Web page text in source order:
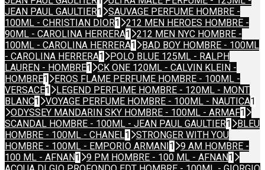
JEAN PAUL GAULTIER1
SAUVAGE PERFUME HOMBRE -
100ML - CHRISTIAN DIOR1
212 MEN HEROES HOMBRE -
90ML - CAROLINA HERRERA1
212 MEN NYC HOMBRE -
100ML - CAROLINA HERRERA1
BAD BOY HOMBRE - 100ML
- CAROLINA HERRERA1
POLO BLUE 125ML - RALPH
LAUREN - HOMBRE1
CK ONE 120ML - CALVIN KLEIN -
HOMBRE1
EROS FLAME PERFUME HOMBRE - 100ML -
VERSACE1
LEGEND PERFUME HOMBRE - 120ML - MONT
BLANC1 VOYAGE PERFUME HOMBRE - 100ML - NAUTICA1
ODYSSEY MANDARIN SKY HOMBRE - 100ML - ARMAF1
SCANDAL HOMBRE - 100ML - JEAN PAUL GAULTIER1
BLEU
HOMBRE - 100ML - CHANEL1
STRONGER WITH YOU
HOMBRE - 100ML - EMPORIO ARMANI 1
9 AM HOMBRE -
100 ML - AFNAN1 9 PM HOMBRE - 100 ML - AFNAN1